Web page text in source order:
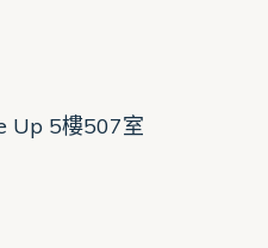
Up 5樓507室